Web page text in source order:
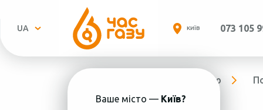
UA КИЇВ
Ваше місто — Київ?
073 105
Про компанію